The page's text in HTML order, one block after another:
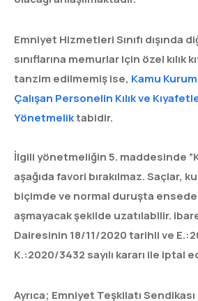
Emniyet Hizmetleri Sınıfı dışında
sınıflarına memurlar için özel kılık
tanzim edilmemiş ise, Kamu
Çalışan Personelin Kılık ve
Yönetmeliktabidir.
İlgili yönetmeliğin 5. maddesinde
aşağıda favori bırakılmaz. Saçlar,
biçimde ve normal duruşta
aşmayacak şekilde uzatılabilir.
Dairesinin 18/11/2020 tarihli ve
K.:2020/3432 sayılı kararı ile iptal
Ayrıca; Emniyet Teşkilatı